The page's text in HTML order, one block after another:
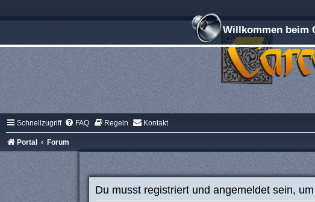
Willkommen beim
Schnellzugriff FAQ Regeln Kontakt
Portal Forum
Du musst registriert und angemeldet sein,